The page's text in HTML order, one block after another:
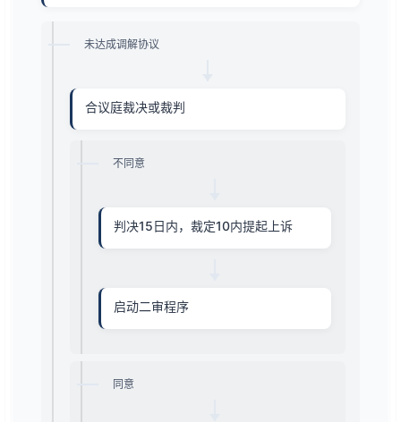
未达成调解协议
合议庭裁决或裁判
不同意
判决15日内，裁定10内提起上诉
启动二审程序
同意